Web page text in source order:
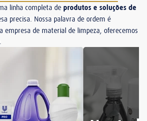
linha completa de produtos e soluções de
precisa. Nossa palavra de ordem é
empresa de material de limpeza, oferecemos